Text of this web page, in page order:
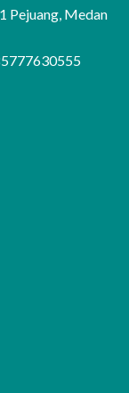
Pejuang, Medan